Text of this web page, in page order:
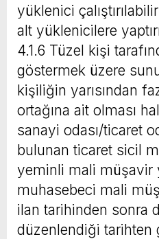
yüklenici
alt yüklenicilere
4.1.6 Tüzel kişi
göstermek üzere
kişiliğin yarısından
ortağına ait olması
sanayi odası/ticaret
bulunan ticaret sicil
yeminli mali müşavir
muhasebeci mali
ilan tarihinden sonra
düzenlendiği